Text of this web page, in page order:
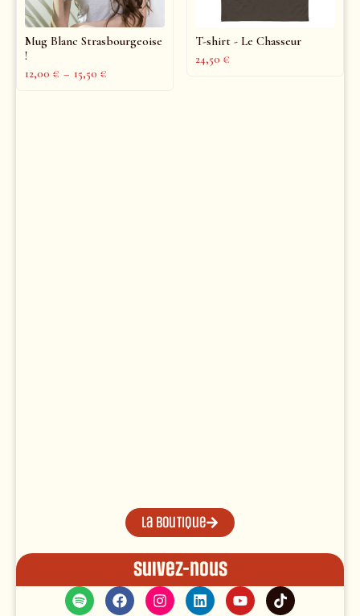
Mug Blanc Strasbourgeoise
!
12,00 € – 15,50 €
T-shirt - Le Chasseur
24,50 €
La boutique
Suivez-nous